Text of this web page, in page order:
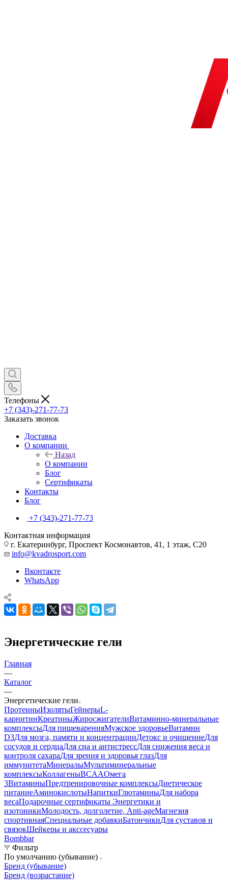
Телефоны
+7 (343)-271-77-73
Заказать звонок
Доставка
О компании
Назад
О компании
Блог
Сертификаты
Контакты
Блог
+7 (343)-271-77-73
Контактная информация
г. Екатеринбург, Проспект Космонавтов, 41, 1 этаж, С20
info@kvadrosport.com
Вконтакте
WhatsApp
Энергетические гели
Главная
—
Каталог
—
Энергетические гели
ПротеиныИзолятыГейнерыL-
карнитинКреатиныЖиросжигателиВитаминно-минеральные
комплексыДля пищеваренияМужское здоровьеВитамин
D3Для мозга, памяти и концентрацииДетокс и очищениеДля
сосудов и сердцаДля сна и антистрессДля снижения веса и
контроля сахараДля зрения и здоровья глазДля
иммунитетаМинералыМультиминеральные
комплексыКоллагеныBCAAОмега
3ВитаминыПредтренировочные комплексыДиетическое
питаниеАминокислотыНапиткиГлютаминыДля набора
весаПодарочные сертификаты Энергетики и
изотоникиМолодость, долголетие, Anti-ageМагнезия
спортивнаяСпециальные добавкиБатончикиДля суставов и
связокШейкеры и акссесуары
Bombbar
Фильтр
По умолчанию (убывание)
Бренд (убывание)
Бренд (возрастание)